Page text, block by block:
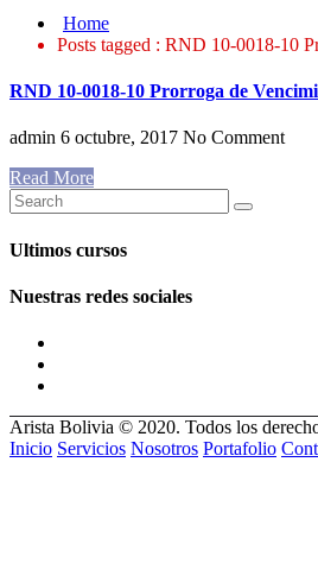
Home
Posts tagged : RND 10-0018-10
RND 10-0018-10 Prorroga de
admin 6 octubre, 2017 No Comment
Read More
Ultimos cursos
Nuestras redes sociales
Arista Bolivia © 2020. Todos los
Inicio Servicios Nosotros Portafolio